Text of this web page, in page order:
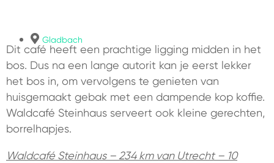
Gladbach
Dit café heeft een prachtige ligging midden in het
bos. Dus na een lange autorit kan je eerst lekker
het bos in, om vervolgens te genieten van
huisgemaakt gebak met een dampende kop koffie.
Waldcafé Steinhaus serveert ook kleine gerechten,
borrelhapjes.
Waldcafé Steinhaus – 234 km van Utrecht – 10